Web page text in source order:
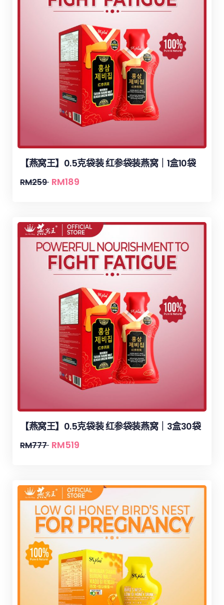
【燕窝王】0.5克袋装 红参袋装燕窝｜1盒10袋
RM259 RM189
【燕窝王】0.5克袋装 红参袋装燕窝｜3盒30袋
RM777 RM519